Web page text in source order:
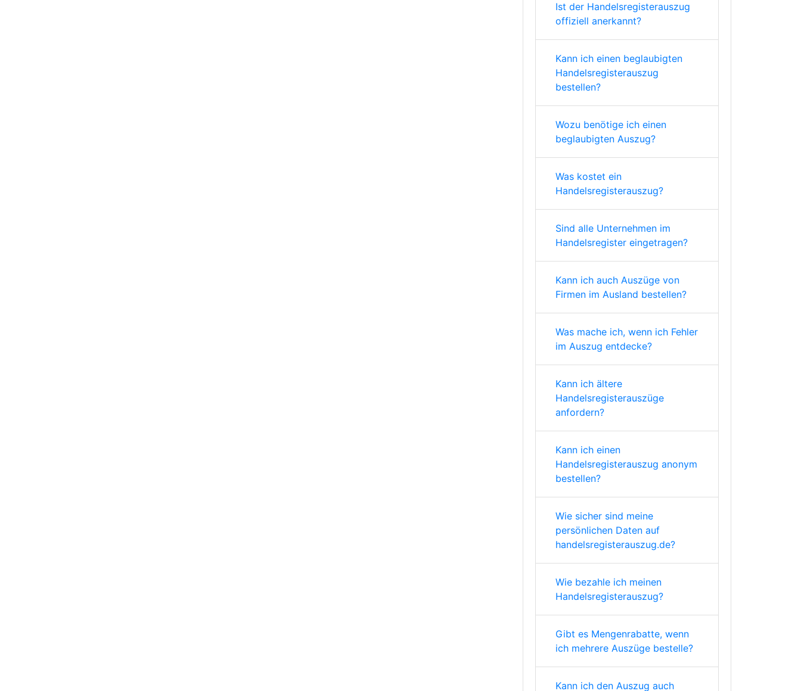
Ist der Handelsregisterauszug
offiziell anerkannt?
Kann ich einen beglaubigten
Handelsregisterauszug
bestellen?
Wozu benötige ich einen
beglaubigten Auszug?
Was kostet ein
Handelsregisterauszug?
Sind alle Unternehmen im
Handelsregister eingetragen?
Kann ich auch Auszüge von
Firmen im Ausland bestellen?
Was mache ich, wenn ich Fehler
im Auszug entdecke?
Kann ich ältere
Handelsregisterauszüge
anfordern?
Kann ich einen
Handelsregisterauszug anonym
bestellen?
Wie sicher sind meine
persönlichen Daten auf
handelsregisterauszug.de?
Wie bezahle ich meinen
Handelsregisterauszug?
Gibt es Mengenrabatte, wenn
ich mehrere Auszüge bestelle?
Kann ich den Auszug auch